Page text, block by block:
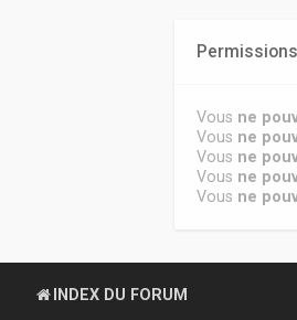
Vous ne
Vous ne
Vous ne
Vous ne
Vous ne
INDEX DU FORUM